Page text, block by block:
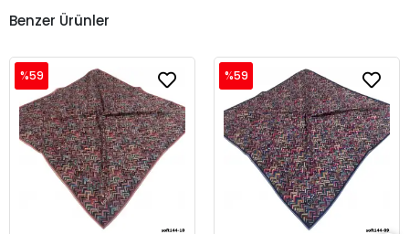
Benzer Ürünler
%59 %59